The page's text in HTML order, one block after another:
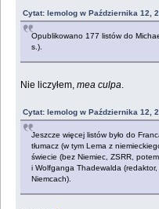
Cytat: lemolog w Października 12,
Opublikowano 177 listów do
s.).
Nie liczyłem,mea culpa
Cytat: lemolog w Października 12,
Jeszcze więcej listów było do
tłumacz (w tym Lema z
świecie (bez Niemiec, ZSRR,
i Wolfganga Thadewalda
Niemcach).